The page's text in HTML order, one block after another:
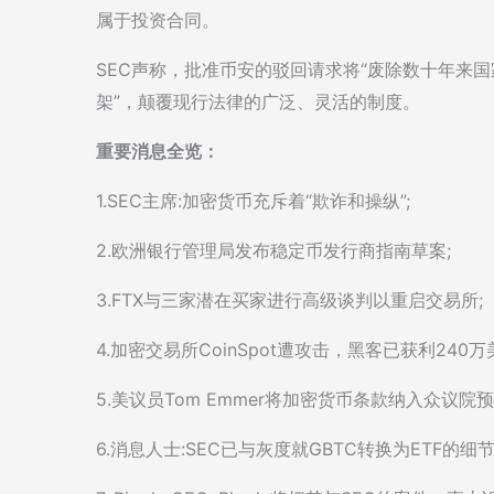
属于投资合同。
SEC声称，批准币安的驳回请求将“废除数十年来
架”，颠覆现行法律的广泛、灵活的制度。
重要消息全览：
1.SEC主席:加密货币充斥着“欺诈和操纵”;
2.欧洲银行管理局发布稳定币发行商指南草案;
3.FTX与三家潜在买家进行高级谈判以重启交易所;
4.加密交易所CoinSpot遭攻击，黑客已获利240万
5.美议员Tom Emmer将加密货币条款纳入众议院
6.消息人士:SEC已与灰度就GBTC转换为ETF的细